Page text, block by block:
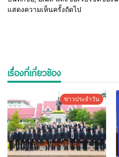
แสดงความเห็นครั้งถัดไป
เรื่องที่เกี่ยวข้อง
ข่าวประจำวัน